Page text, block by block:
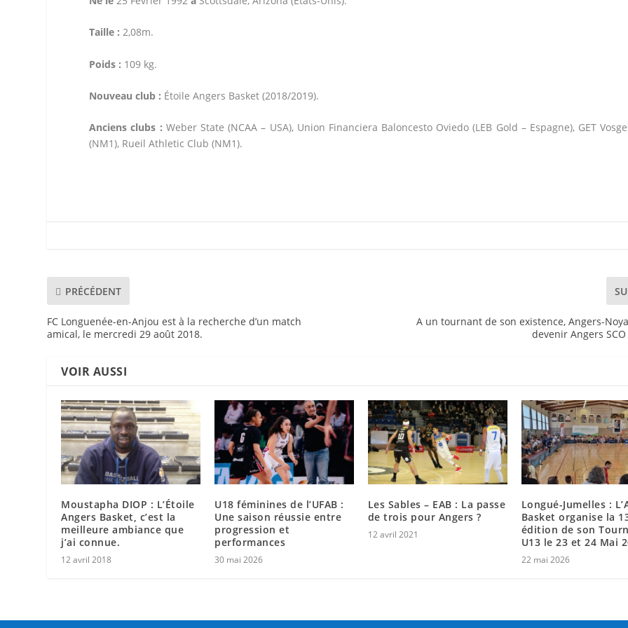
Taille : 2,08m.
Poids : 109 kg.
Nouveau club : Étoile Angers Basket (2018/2019).
Anciens clubs : Weber State (NCAA – USA), Union Financiera Baloncesto Oviedo (LEB Gold – Espagne), GET
(NM1), Rueil Athletic Club (NM1).
PRÉCÉDENT
FC Longuenée-en-Anjou est à la recherche d’un match
amical, le mercredi 29 août 2018.
A un tournant de son existence, Angers-
devenir Angers
VOIR AUSSI
Moustapha DIOP : L’Étoile
Angers Basket, c’est la
meilleure ambiance que
j’ai connue.
12 avril 2018
U18 féminines de l’UFAB :
Une saison réussie entre
progression et
performances
30 mai 2026
Les Sables – EAB : La passe
de trois pour Angers ?
12 avril 2021
Longué-Jumelles :
Basket organise la
édition de son
U13 le 23 et 24 Mai
22 mai 2026